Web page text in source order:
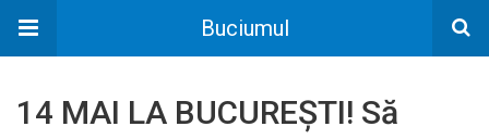
Buciumul
14 MAI LA BUCUREȘTI! Să